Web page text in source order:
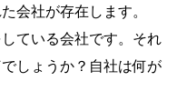
会社が存在します。
ている会社です。それ
しょうか？自社は何が